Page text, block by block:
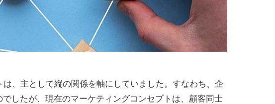
、主として縦の関係を軸にしていました。すなわち、企
したが、現在のマーケティングコンセプトは、顧客同士